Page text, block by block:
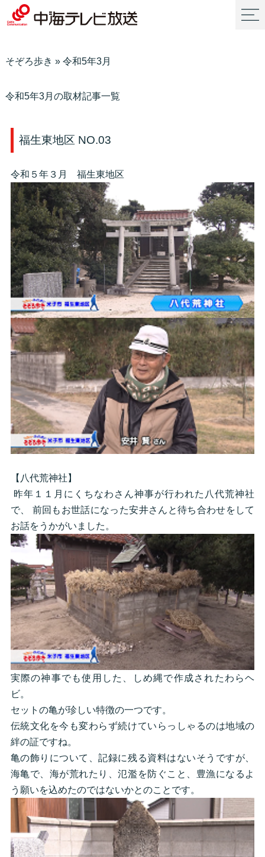
そぞろ歩き » 令和5年3月
令和5年3月の取材記事一覧
福生東地区 NO.03
令和５年３月 福生東地区
【八代荒神社】
昨年１１月にくちなわさん神事が行われた八代荒神社
で、 前回もお世話になった安井さんと待ち合わせをして
お話をうかがいました。
実際の神事でも使用した、しめ縄で作成されたわらヘ
ビ。
セットの亀が珍しい特徴の一つです。
伝統文化を今も変わらず続けていらっしゃるのは地域の
絆の証ですね。
亀の飾りについて、記録に残る資料はないそうですが、
海亀で、海が荒れたり、氾濫を防ぐこと、豊漁になるよ
う願いを込めたのではないかとのことです。